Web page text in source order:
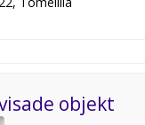
objekt